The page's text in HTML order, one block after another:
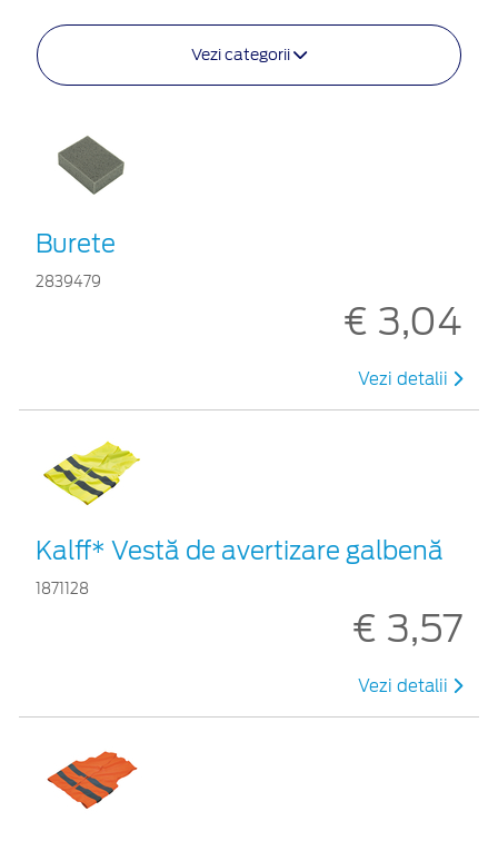
Vezi categorii
Burete
2839479
€ 3,04
Vezi detalii
Kalff* Vestă de avertizare galbenă
1871128
€ 3,57
Vezi detalii